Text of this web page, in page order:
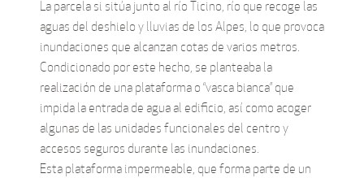
La parcela si sitúa junto al río Ticino, río que recoge las
aguas del deshielo y lluvias de los Alpes, lo que provoca
inundaciones que alcanzan cotas de varios metros.
Condicionado por este hecho, se planteaba la
realización de una plataforma o “vasca bianca” que
impida la entrada de agua al edificio, así como acoger
algunas de las unidades funcionales del centro y
accesos seguros durante las inundaciones.
Esta plataforma impermeable, que forma parte de un